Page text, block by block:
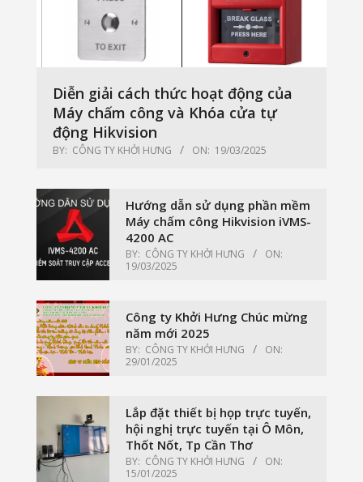
Diễn giải cách thức hoạt động của
Máy chấm công và Khóa cửa tự
động Hikvision
BY: CÔNG TY KHỞI HƯNG ON: 19/03/2025
Hướng dẫn sử dụng phần mềm
Máy chấm công Hikvision iVMS-
4200 AC
BY: CÔNG TY KHỞI HƯNG
ON:
19/03/2025
Công ty Khởi Hưng Chúc mừng
năm mới 2025
BY: CÔNG TY KHỞI HƯNG
ON:
29/01/2025
Lắp đặt thiết bị họp trực tuyến,
hội nghị trực tuyến tại Ô Môn,
Thốt Nốt, Tp Cần Thơ
BY: CÔNG TY KHỞI HƯNG
ON:
15/01/2025